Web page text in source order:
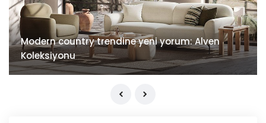
Modern country trendine yeni yorum: Alven
Koleksiyonu